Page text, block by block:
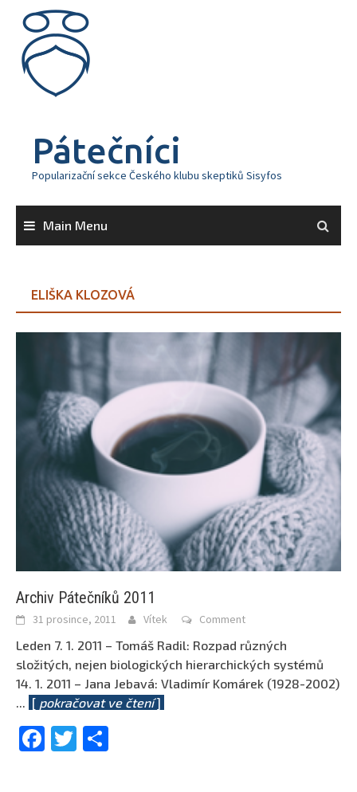
content
Pátečníci
Popularizační sekce Českého klubu skeptiků Sisyfos
Main Menu
ELIŠKA KLOZOVÁ
Archiv Pátečníků 2011
31 prosince, 2011 Vítek Comment
Leden 7. 1. 2011 – Tomáš Radil: Rozpad různých
složitých, nejen biologických hierarchických systémů
14. 1. 2011 – Jana Jebavá: Vladimír Komárek (1928-2002)
... [ pokračovat ve čtení]
Facebook
Twitter